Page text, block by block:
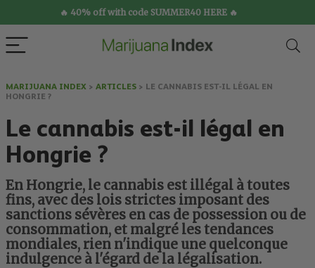
🔥 40% off with code SUMMER40 HERE 🔥
MARIJUANA INDEX > ARTICLES > LE CANNABIS EST-IL LÉGAL EN
HONGRIE ?
Le cannabis est-il légal en
Hongrie ?
En Hongrie, le cannabis est illégal à toutes
fins, avec des lois strictes imposant des
sanctions sévères en cas de possession ou de
consommation, et malgré les tendances
mondiales, rien n'indique une quelconque
indulgence à l'égard de la légalisation.